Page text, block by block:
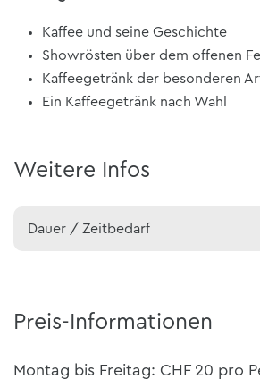
Kaffee und seine Geschichte
Showrösten über dem offenen
Kaffeegetränk der besonderen
Ein Kaffeegetränk nach Wahl
Weitere Infos
Dauer / Zeitbedarf
Preis-Informationen
Montag bis Freitag: CHF 20 pro